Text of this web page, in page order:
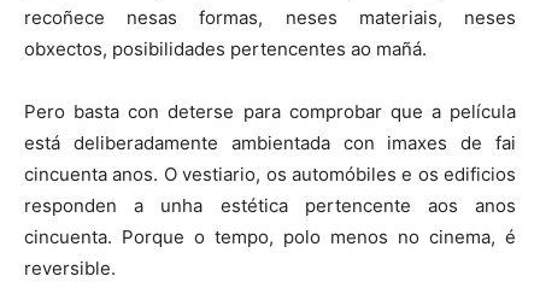
recoñece nesas formas, neses materiais, neses
obxectos, posibilidades pertencentes ao mañá.
Pero basta con deterse para comprobar que a película
está deliberadamente ambientada con imaxes de fai
cincuenta anos. O vestiario, os automóbiles e os edificios
responden a unha estética pertencente aos anos
cincuenta. Porque o tempo, polo menos no cinema, é
reversible.